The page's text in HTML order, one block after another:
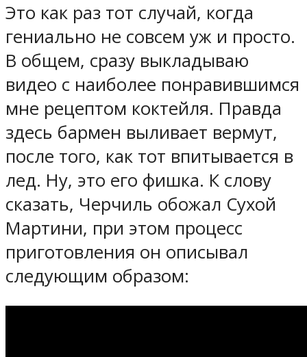
Это как раз тот случай, когда
гениально не совсем уж и просто.
В общем, сразу выкладываю
видео с наиболее понравившимся
мне рецептом коктейля. Правда
здесь бармен выливает вермут,
после того, как тот впитывается в
лед. Ну, это его фишка. К слову
сказать, Черчиль обожал Сухой
Мартини, при этом процесс
приготовления он описывал
следующим образом: